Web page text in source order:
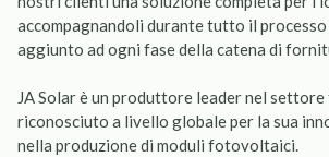
accompagnandoli durante tutto il
aggiunto ad ogni fase della catena di
JA Solar è un produttore leader nel
riconosciuto a livello globale per la sua
nella produzione di moduli fotovoltaici.